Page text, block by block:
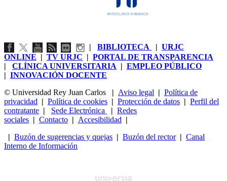
| BIBLIOTECA | URJC
ONLINE | TV URJC | PORTAL DE TRANSPARENCIA
| CLÍNICA UNIVERSITARIA | EMPLEO PÚBLICO
| INNOVACIÓN DOCENTE
© Universidad Rey Juan Carlos
| Aviso legal | Política de
privacidad | Política de cookies | Protección de datos | Perfil del
contratante | Sede Electrónica | Redes
sociales | Contacto | Accesibilidad |
| Buzón de sugerencias y quejas | Buzón del rector| Canal
Interno de Información